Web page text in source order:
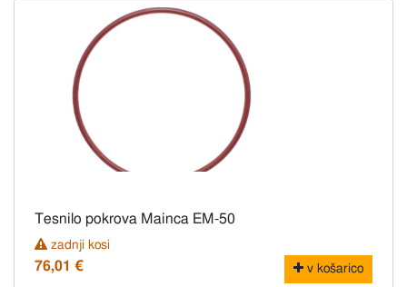
Tesnilo pokrova Mainca EM-50
zadnji kosi
76,01 € v košarico